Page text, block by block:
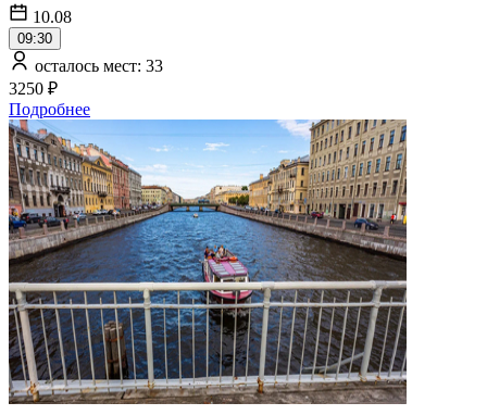
10.08
09:30
осталось мест: 33
3250 ₽
Подробнее